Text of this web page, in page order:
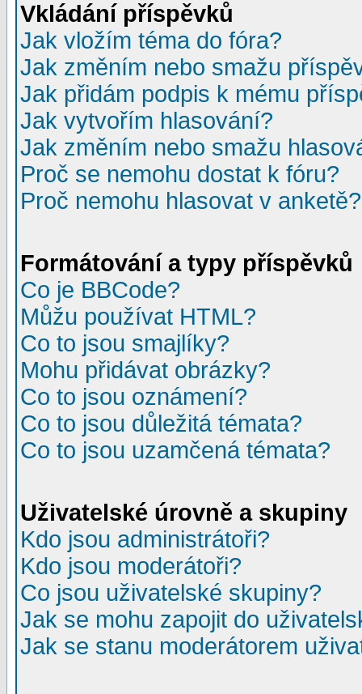
Vkládání příspěvků
Jak vložím téma do fóra?
Jak změním nebo smažu
Jak přidám podpis k mému
Jak vytvořím hlasování?
Jak změním nebo smažu
Proč se nemohu dostat k fóru?
Proč nemohu hlasovat v anketě?
Formátování a typy příspěvků
Co je BBCode?
Můžu používat HTML?
Co to jsou smajlíky?
Mohu přidávat obrázky?
Co to jsou oznámení?
Co to jsou důležitá témata?
Co to jsou uzamčená témata?
Uživatelské úrovně a skupiny
Kdo jsou administrátoři?
Kdo jsou moderátoři?
Co jsou uživatelské skupiny?
Jak se mohu zapojit do
Jak se stanu moderátorem